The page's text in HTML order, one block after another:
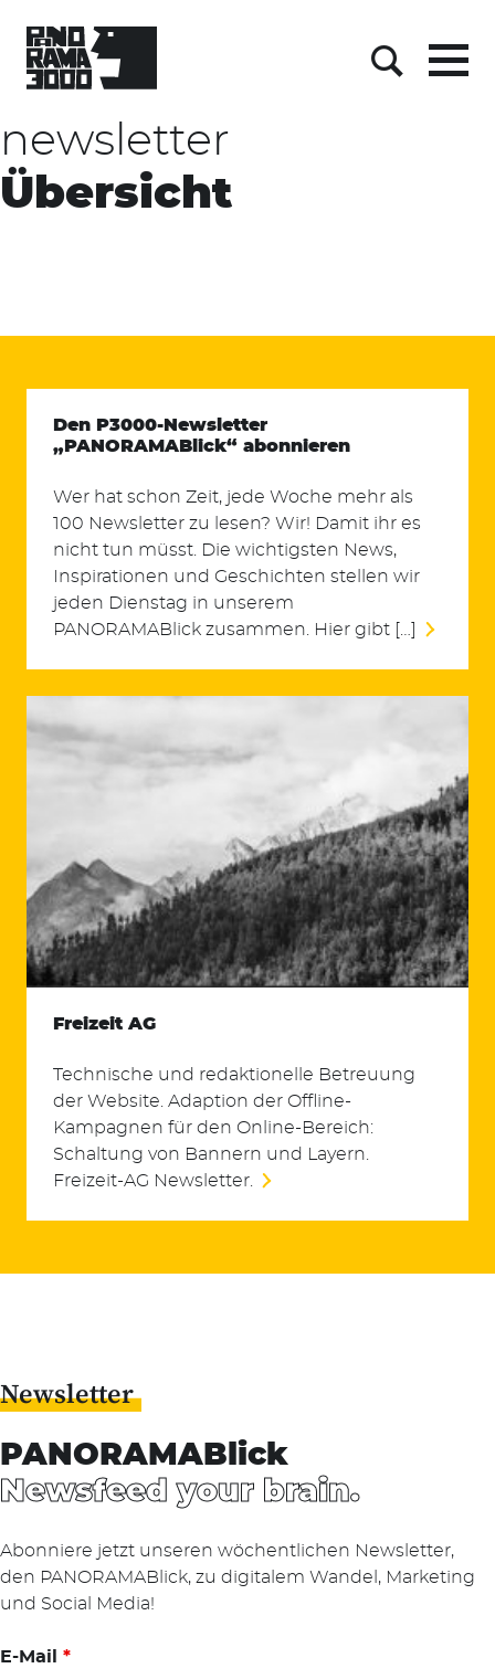
content
Suchen
nach:
Menu
newsletter
Übersicht
Den P3000-Newsletter
„PANORAMABlick“ abonnieren
Wer hat schon Zeit, jede Woche mehr als
100 Newsletter zu lesen? Wir! Damit ihr es
nicht tun müsst. Die wichtigsten News,
Inspirationen und Geschichten stellen wir
jeden Dienstag in unserem
PANORAMABlick zusammen. Hier gibt […]
Freizeit AG
Technische und redaktionelle Betreuung
der Website. Adaption der Offline-
Kampagnen für den Online-Bereich:
Schaltung von Bannern und Layern.
Freizeit-AG Newsletter.
Newsletter
PANORAMABlick
Newsfeed your brain.
Abonniere jetzt unseren wöchentlichen Newsletter,
den PANORAMABlick, zu digitalem Wandel, Marketing
und Social Media!
E-Mail *